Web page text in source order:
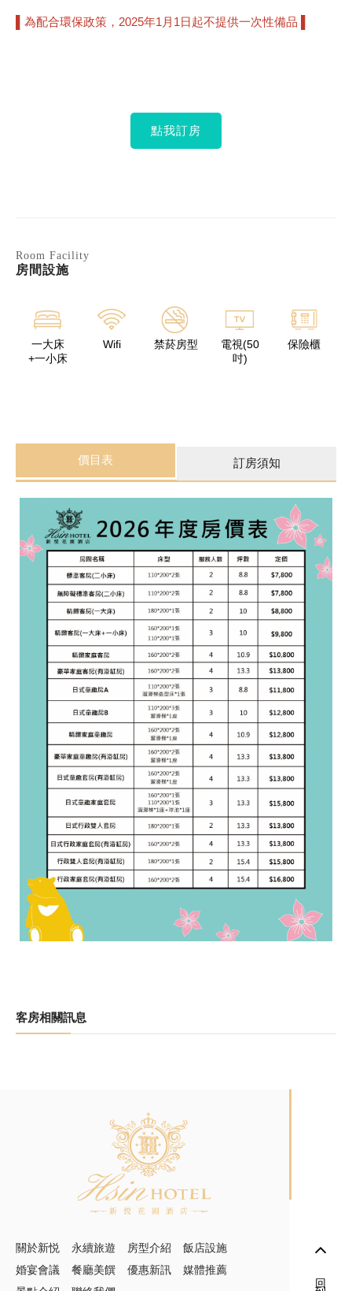
▌為配合環保政策，2025年1月1日起不提供一次性備品 ▌
點我訂房
Room Facility
房間設施
一大床
+一小床
Wifi 禁菸房型
電視(50
吋)
保險櫃
價目表 訂房須知
客房相關訊息
關於新悦 永續旅遊 房型介紹
飯店設施
婚宴會議
餐廳美饌 優惠新訊
媒體推薦